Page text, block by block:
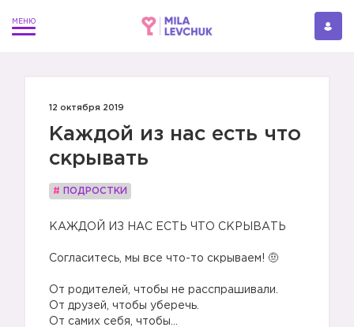
12 октября 2019
Каждой из нас есть что
скрывать
# ПОДРОСТКИ
КАЖДОЙ ИЗ НАС ЕСТЬ ЧТО СКРЫВАТЬ
Согласитесь, мы все что-то скрываем! 🤨
От родителей, чтобы не расспрашивали.
От друзей, чтобы уберечь.
От самих себя, чтобы…